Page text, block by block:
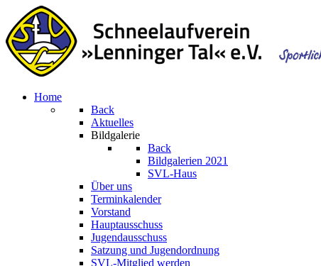
Home
Back
Aktuelles
Bildgalerie
Back
Bildgalerien 2021
SVL-Haus
Über uns
Terminkalender
Vorstand
Hauptausschuss
Jugendausschuss
Satzung und Jugendordnung
SVL-Mitglied werden